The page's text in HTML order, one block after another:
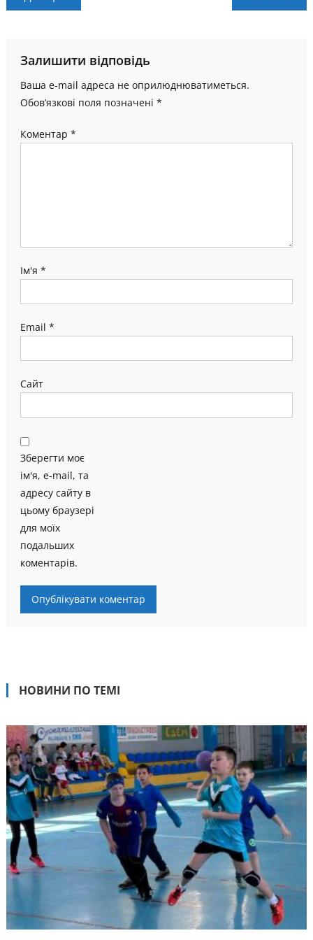
Залишити відповідь
Ваша e-mail адреса не оприлюднюватиметься.
Обов’язкові поля позначені *
Коментар *
Ім'я *
Email *
Сайт
Зберегти моє
ім'я, e-mail, та
адресу сайту в
цьому браузері
для моїх
подальших
коментарів.
НОВИНИ ПО ТЕМІ